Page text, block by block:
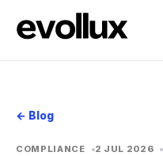
← Blog
COMPLIANCE 2 JUL 2026